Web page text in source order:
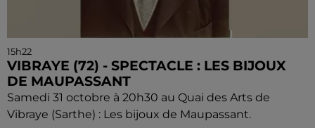
15h22
VIBRAYE (72) - SPECTACLE : LES BIJOUX
DE MAUPASSANT
Samedi 31 octobre à 20h30 au Quai des Arts de
Vibraye (Sarthe) : Les bijoux de Maupassant.